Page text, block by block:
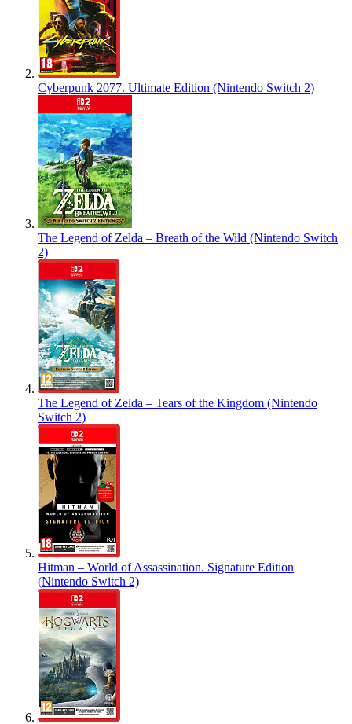
Cyberpunk 2077. Ultimate Edition (Nintendo Switch 2)
The Legend of Zelda – Breath of the Wild (Nintendo Switch
2)
The Legend of Zelda – Tears of the Kingdom (Nintendo
Switch 2)
Hitman – World of Assassination. Signature Edition
(Nintendo Switch 2)